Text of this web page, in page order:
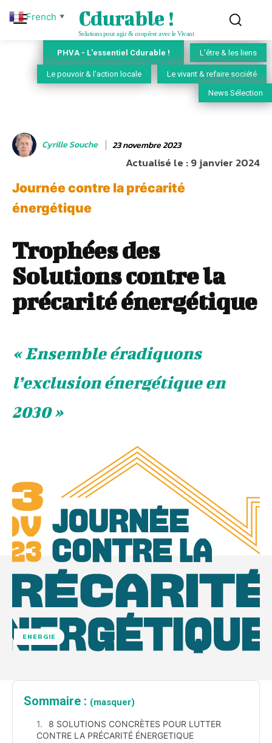
Cdurable !
Solutions pour agir & coopérer avec le Vivant
PHVA - L'essentiel Cdurable ! L'être & les liens
Le pouvoir & l'action locale Le vivant & refaire société
News Sélection
Cyrille Souche 23 novembre 2023
Actualisé le :9 janvier 2024
Journée contre la précarité
énergétique
Trophées des
Solutions contre la
précarité énergétique
« Ensemble éradiquons
l’exclusion énergétique en
2030 »
ENERGIE
Sommaire : (masquer)
8 SOLUTIONS CONCRÈTES POUR LUTTER
CONTRE LA PRÉCARITÉ ÉNERGETIQUE
French ▼